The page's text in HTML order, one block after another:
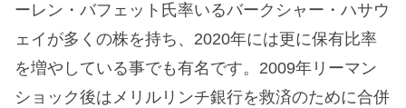
ーレン・バフェット氏率いるバークシャー・ハサウ
ェイが多くの株を持ち、2020年には更に保有比率
を増やしている事でも有名です。2009年リーマン
ショック後はメリルリンチ銀行を救済のために合併